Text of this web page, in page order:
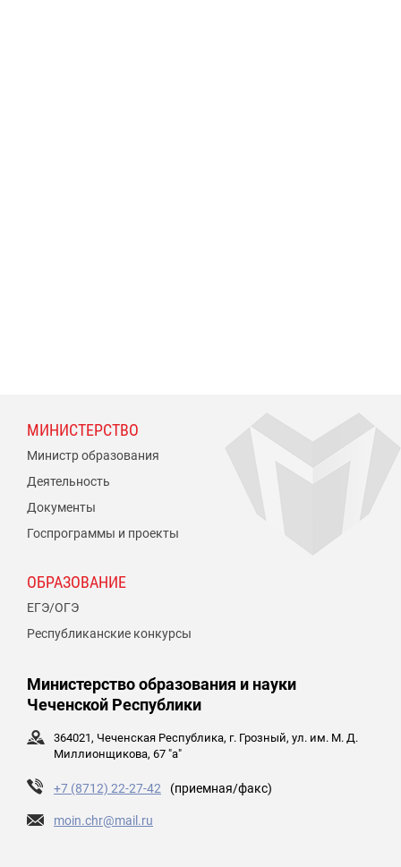
МИНИСТЕРСТВО
Министр образования
Деятельность
Документы
Госпрограммы и проекты
ОБРАЗОВАНИЕ
ЕГЭ/ОГЭ
Республиканские конкурсы
Министерство образования и науки
Чеченской Республики
364021, Чеченская Республика, г. Грозный, ул. им. М. Д.
Миллионщикова, 67 "а"
+7 (8712) 22-27-42 (приемная/факс)
moin.chr@mail.ru